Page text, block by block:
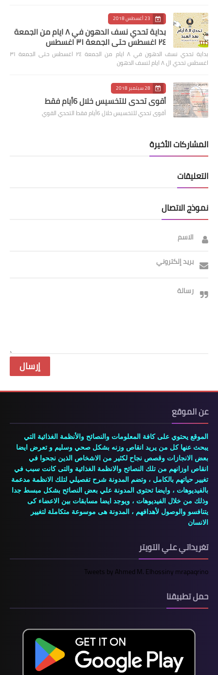
23 أغسطس 2018
بداية تحدي نسف الدهون في ٨ ايام من الجمعة
٢٤ اغسطس حتى الجمعة ٣١ اغسطس
بداية تحدي نسف الدهون في ٨ ايام من الجمعة ٢٤ اغسطس حتى الجمعة ٣١
اغسطس تحدي ال ٨ ايام لنسف الدهون
28 سبتمبر 2018
أقوى تحدي للتخسيس خلال 6أيام فقط
أقوى تحدي للتخسيس خلال 6أيام فقط التحدي القوي
المشاركات الأخيرة
التعليقات
نموذج الاتصال
الاسم
بريد إلكتروني
رسالة
عن الموقع
الموقع يحتوي على كافة المعلومات والنصائح والأنظمة الغذائية التي
يبحث عنها كل من يريد انقاص وزنه بشكل صحي وسليم و تعرض ايضا
بعض الانجازات وقصص نجاح لكثير من الاشخاص الذين نجحوا في
انقاص اوزانهم من تلك النصائح والانظمة الغذائية والتى كانت سبب في
تغيير حياتهم بالكامل ، وتضم المدونة شرح تفصيلي لتلك الانظمة مدعمة
بالفيديوهات ، وايضا تحتوى المدونة علي بعض النصائح بشكل مبسط جدا
وذلك من خلال الفيديوهات ، ويوجد ايضا مسابقات بين الاعضاء كى
يتنافسو والوصول لأهدافهم ، المدونة هى موسوعة متكاملة لتغيير
الانسان
تغريداتي علي التويتر
Tweets by Ahmed M. Elhossiny mrapaqrino
حمل تطبيقنا